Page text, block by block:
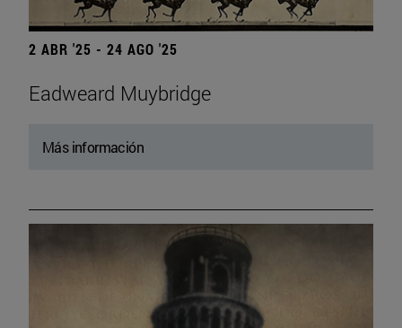
2 ABR '25 - 24 AGO '25
Eadweard Muybridge
Más información